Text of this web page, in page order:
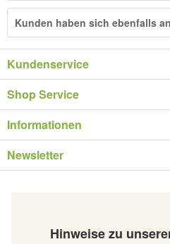
Kunden haben sich ebenfalls
Kundenservice
Shop Service
Informationen
Newsletter
Hinweise zu